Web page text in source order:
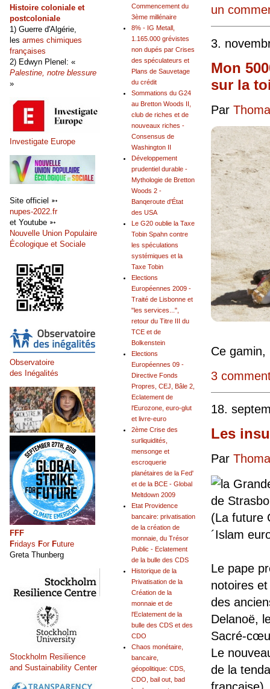
un
3.
Mon
sur la
Par
Ce gamin,
3
18.
Les
Par
(La future
´Islam
Le pape
notoires
des
Delanoë,
Sacré-
Le
de la
française).
Commencement du
3ème millénaire
8% - IG Metall,
1.165.000 grévistes
non dupés par Crises
des spéculateurs et
Plans de Sauvetage
du crédit
Sommations du G24
au Bretton Woods II,
club de riches et de
nouveaux riches -
Consensus de
Washington II
Développement
prudentiel durable -
Mythologie de Bretton
Woods 2 -
Banqeroute d'État
des USA
Le G20 oublie la Taxe
Tobin Spahn contre
les spéculations
systémiques et la
Taxe Tobin
Elections
Européennes 2009 -
Traité de Lisbonne et
"les services...",
retour du Titre III du
TCE et de
Bolkenstein
Elections
Européennes 09 -
Directive Fonds
Propres, CEJ, Bâle 2,
Eclatement de
l'Eurozone, euro-glut
et livre-euro
2ème Crise des
surliquidités,
mensonge et
escroquerie
planétaires de la Fed'
et de la BCE - Global
Meltdown 2009
Etat Providence
bancaire: privatisation
de la création de
monnaie, du Trésor
Public - Eclatement
de la bulle des CDS
Historique de la
Privatisation de la
Création de la
monnaie et de
l'Eclatement de la
bulle des CDS et des
CDO
Chaos monétaire,
bancaire,
géopolitique: CDS,
CDO, bail out, bad
Histoire coloniale et
postcoloniale
1) Guerre d'Algérie,
les armes chimiques
françaises
2) Edwyn Plenel: «
Palestine, notre blessure
»
Investigate Europe
Site officiel ➳
nupes-2022.fr
et Youtube ➳
Nouvelle Union Populaire
Écologique et Sociale
Observatoire
des Inégalités
FFF
Fridays For Future
Greta Thunberg
Stockholm Resilience
and Sustainability Center